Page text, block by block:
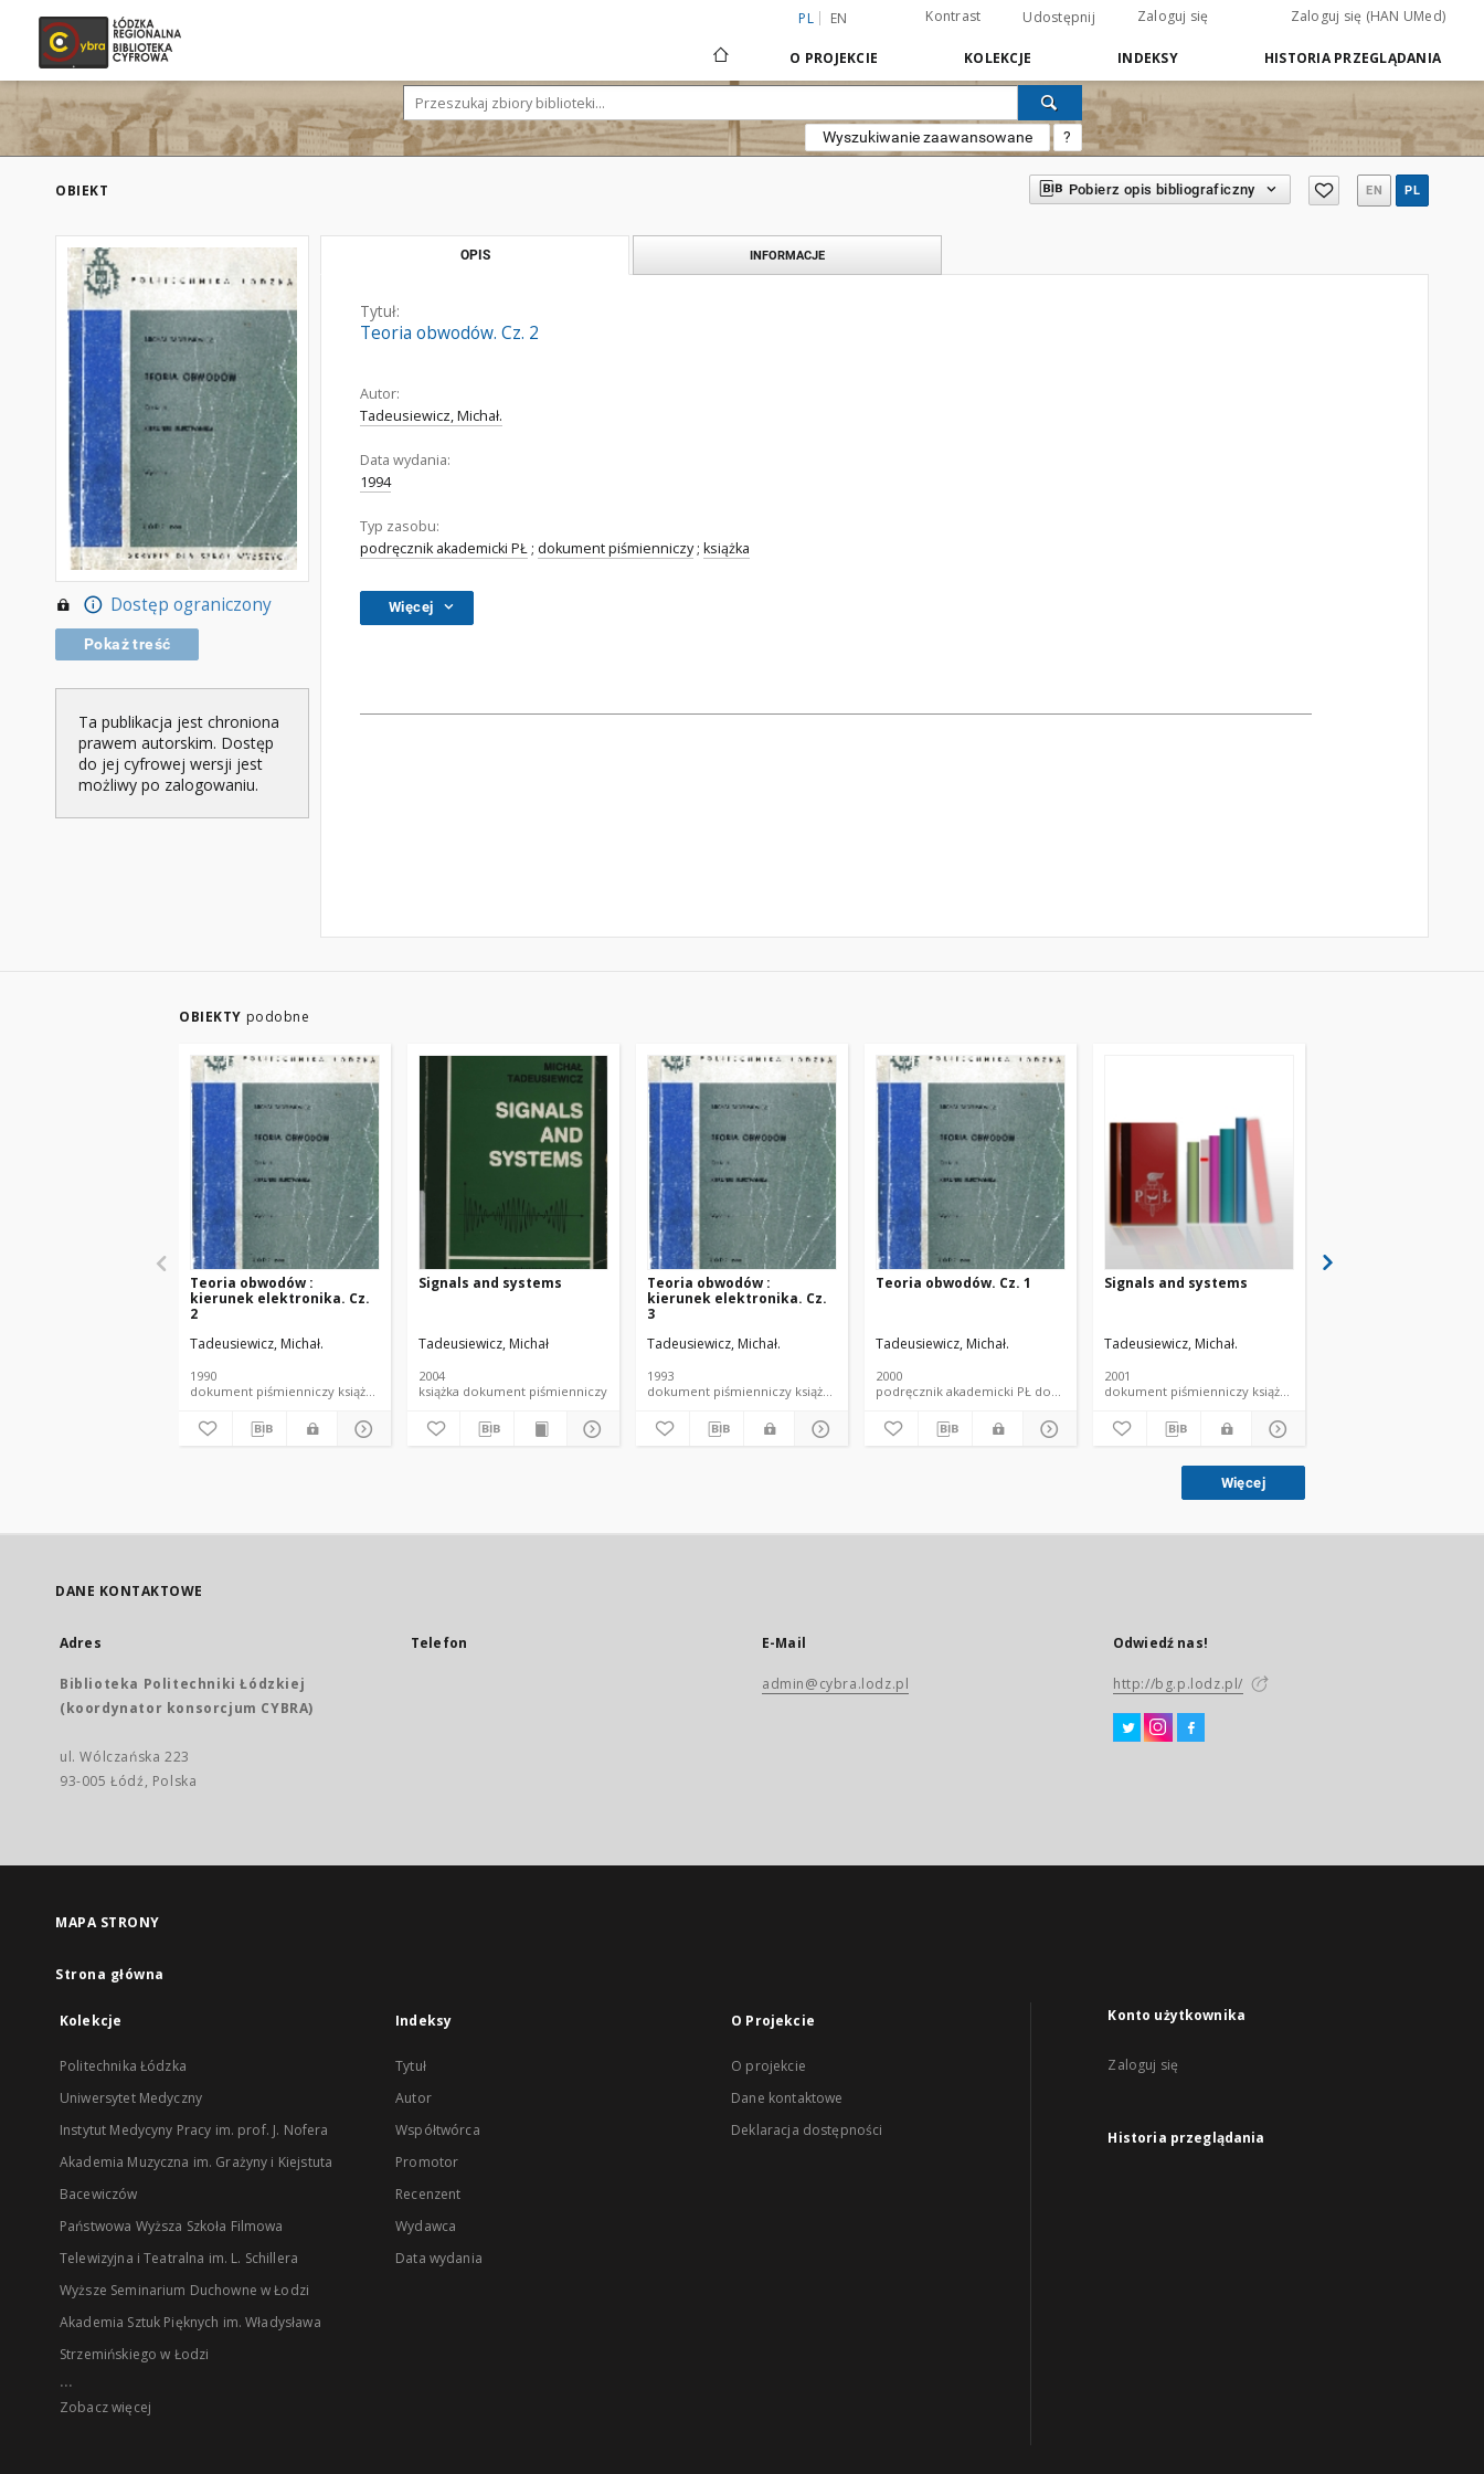
PL EN Kontrast Udostępnij Zaloguj się Zaloguj się (HAN UMed)
O PROJEKCIE KOLEKCJE INDEKSY HISTORIA PRZEGLĄDANIA
Wyszukiwanie zaawansowane ?
OBIEKT Pobierz opis bibliograficzny EN PL
Dostęp ograniczony
Pokaż treść
Ta publikacja jest chroniona
prawem autorskim. Dostęp
do jej cyfrowej wersji jest
możliwy po zalogowaniu.
OPIS INFORMACJE
Tytuł:
Teoria obwodów. Cz. 2
Autor:
Tadeusiewicz, Michał.
Data wydania:
1994
Typ zasobu:
podręcznik akademicki PŁ ; dokument piśmienniczy; książka
Więcej
OBIEKTY podobne
Teoria obwodów :
kierunek elektronika. Cz.
2
Tadeusiewicz, Michał.
1990
dokument piśmienniczy książka skrypt PŁ
Signals and systems
Tadeusiewicz, Michał
2004
książka dokument piśmienniczy
Teoria obwodów :
kierunek elektronika. Cz.
3
Tadeusiewicz, Michał.
1993
dokument piśmienniczy książka skrypt PŁ
Teoria obwodów. Cz. 1
Tadeusiewicz, Michał.
2000
podręcznik akademicki PŁ dokument piśmienniczy książka
Signals and systems
Tadeusiewicz, Michał.
2001
Więcej
DANE KONTAKTOWE
Adres
Biblioteka Politechniki Łódzkiej
(koordynator konsorcjum CYBRA)
ul. Wólczańska 223
93-005 Łódź, Polska
Telefon E-Mail
admin@cybra.lodz.pl
Odwiedź nas!
http://bg.p.lodz.pl/
MAPA STRONY
Strona główna
Kolekcje
Politechnika Łódzka
Uniwersytet Medyczny
Instytut Medycyny Pracy im. prof. J. Nofera
Akademia Muzyczna im. Grażyny i Kiejstuta
Bacewiczów
Państwowa Wyższa Szkoła Filmowa
Telewizyjna i Teatralna im. L. Schillera
Wyższe Seminarium Duchowne w Łodzi
Akademia Sztuk Pięknych im. Władysława
Strzemińskiego w Łodzi
...
Zobacz więcej
Indeksy
Tytuł
Autor
Współtwórca
Promotor
Recenzent
Wydawca
Data wydania
O Projekcie
O projekcie
Dane kontaktowe
Deklaracja dostępności
Konto użytkownika
Zaloguj się
Historia przeglądania